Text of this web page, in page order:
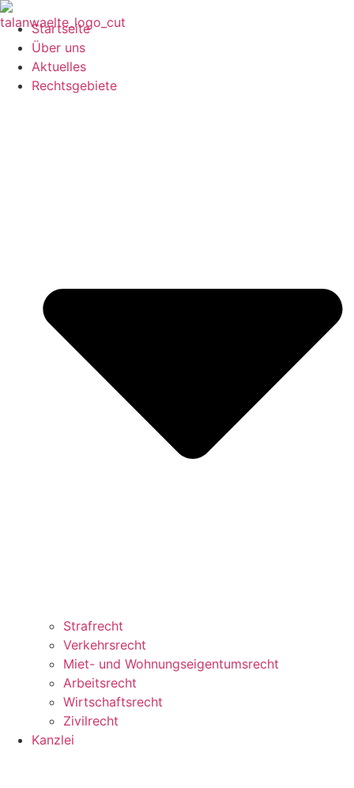
Startseite
Über uns
Aktuelles
Rechtsgebiete
Strafrecht
Verkehrsrecht
Miet- und Wohnungseigentumsrecht
Arbeitsrecht
Wirtschaftsrecht
Zivilrecht
Kanzlei